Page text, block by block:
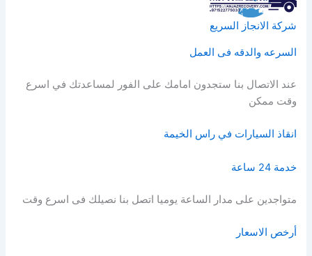
شركة الانجاز السريع
السرعه والدقه فى العمل
عند الاتصال بنا ستجدون امامك على الفور لمساعدتك في اسرع
وقت ممكن
انقاذ السيارات في راس الخيمة
خدمة 24 ساعة
متواجدين على مدار الساعة يوميا اتصل بنا نصيلك فى اسرع وقت
أرخص الاسعار